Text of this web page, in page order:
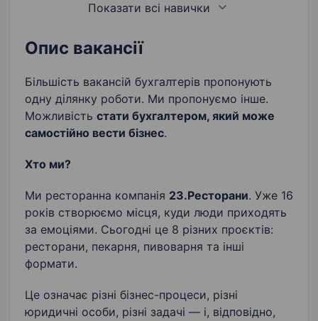
Знання бухгалтерських програм
Подання податкової звітності
Користувач BAS Уважність
Ведення первинної бухгалтерської документації
Нарахування зарплати
Подання звітності у контролюючі органи
Облік ПДВ Ведення бухгалтерії ФОП
Знання податкового законодавства
Показати всі навички
Опис вакансії
Більшість вакансій бухгалтерів пропонують
одну ділянку роботи. Ми пропонуємо інше.
Можливість стати бухгалтером, який може
самостійно вести бізнес.
Хто ми?
Ми ресторанна компанія 23.Ресторани. Уже 16
років створюємо місця, куди люди приходять
за емоціями. Сьогодні це 8 різних проєктів:
ресторани, пекарня, пивоварня та інші
формати.
Це означає різні бізнес-процеси, різні
юридичні особи, різні задачі — і, відповідно,